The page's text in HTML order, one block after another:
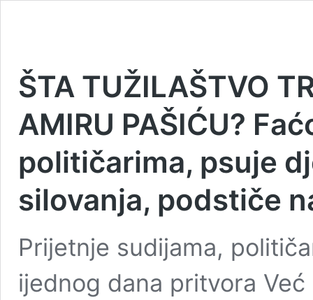
ŠTA TUŽILAŠTVO
AMIRU PAŠIĆU?
političarima, psuje
silovanja, podstiče
Prijetnje sudijama,
ijednog dana pritvora